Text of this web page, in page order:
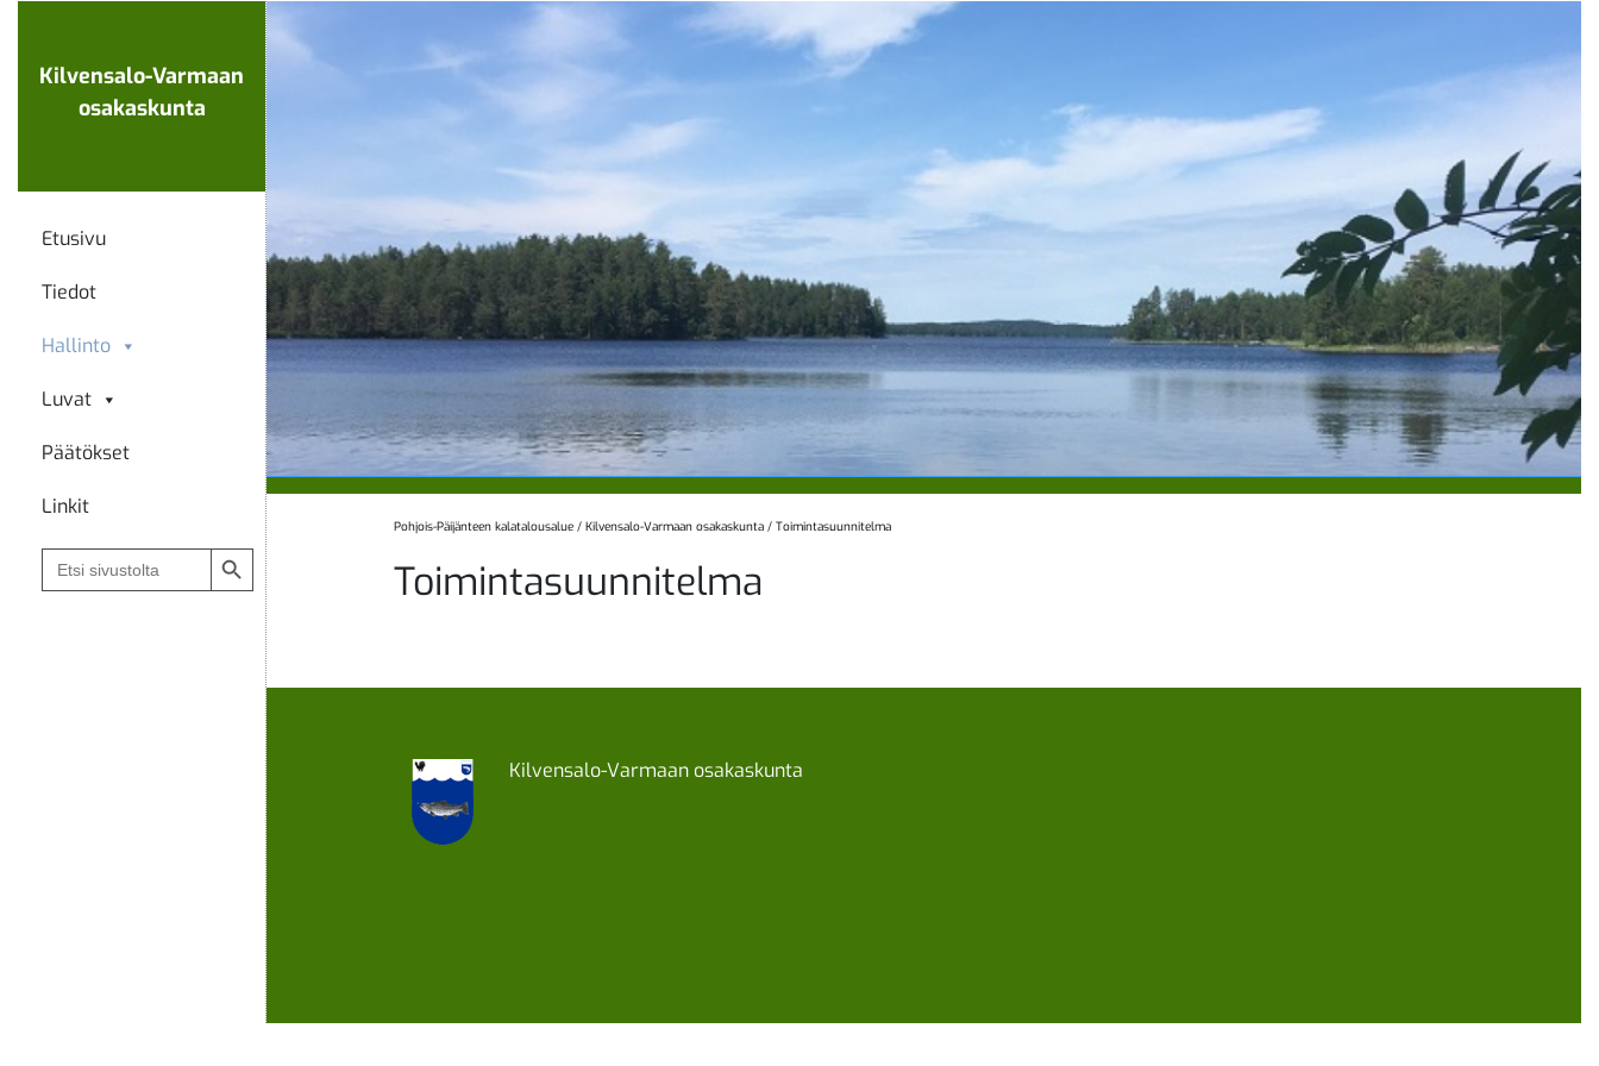
Kilvensalo-Varmaan
osakaskunta
Etusivu
Tiedot
Hallinto
Luvat
Päätökset
Linkit
Search
for:
Search Button
Pohjois-Päijänteen kalatalousalue /Kilvensalo-Varmaan osakaskunta /Toimintasuunnitelma
Toimintasuunnitelma
Kilvensalo-Varmaan osakaskunta